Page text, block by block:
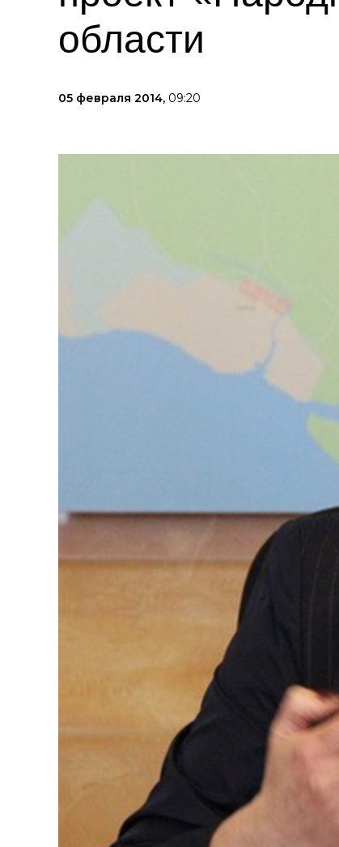
области
05 февраля 2014, 09:20